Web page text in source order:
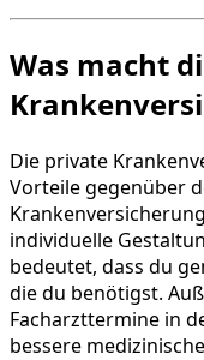
Was macht
Die private
Vorteile gegenüber
individuelle
bedeutet, dass du
die du benötigst.
Facharzttermine in
bessere